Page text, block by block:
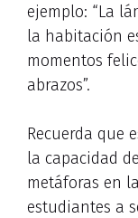
ejemplo: “La
la habitación
momentos
abrazos”.
Recuerda que
la capacidad
metáforas en
estudiantes a